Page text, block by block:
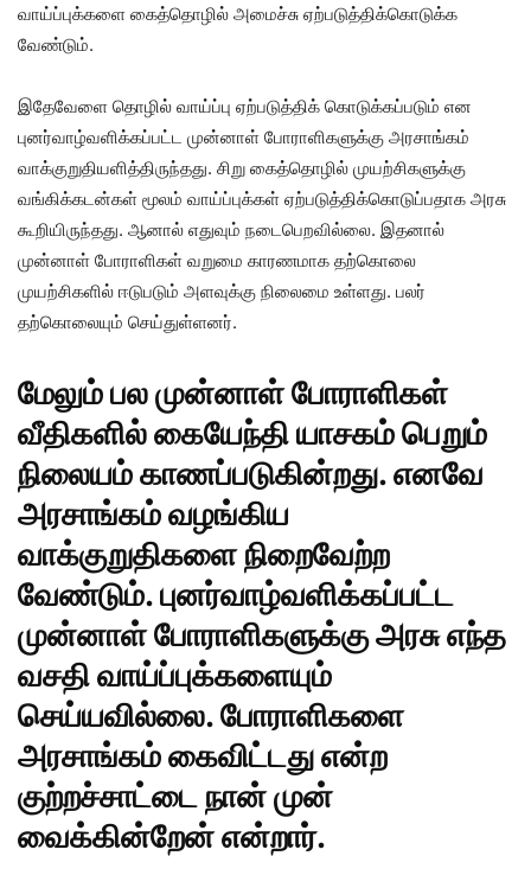
வாய்ப்புக்களை கைத்தொழில் அமைச்சு ஏற்படுத்திக்கொடுக்க
வேண்டும்.
இதேவேளை தொழில் வாய்ப்பு ஏற்படுத்திக் கொடுக்கப்படும் என
புனர்வாழ்வளிக்கப்பட்ட முன்னாள் போராளிகளுக்கு அரசாங்கம்
வாக்குறுதியளித்திருந்தது. சிறு கைத்தொழில் முயற்சிகளுக்கு
வங்கிக்கடன்கள் மூலம் வாய்ப்புக்கள் ஏற்படுத்திக்கொடுப்பதாக அரசு
கூறியிருந்தது. ஆனால் எதுவும் நடைபெறவில்லை. இதனால்
முன்னாள் போராளிகள் வறுமை காரணமாக தற்கொலை
முயற்சிகளில் ஈடுபடும் அளவுக்கு நிலைமை உள்ளது. பலர்
தற்கொலையும் செய்துள்ளனர்.
மேலும் பல முன்னாள் போராளிகள்
வீதிகளில் கையேந்தி யாசகம் பெறும்
நிலையம் காணப்படுகின்றது. எனவே
அரசாங்கம் வழங்கிய
வாக்குறுதிகளை நிறைவேற்ற
வேண்டும். புனர்வாழ்வளிக்கப்பட்ட
முன்னாள் போராளிகளுக்கு அரசு எந்த
வசதி வாய்ப்புக்களையும்
செய்யவில்லை. போராளிகளை
அரசாங்கம் கைவிட்டது என்ற
குற்றச்சாட்டை நான் முன்
வைக்கின்றேன் என்றார்.